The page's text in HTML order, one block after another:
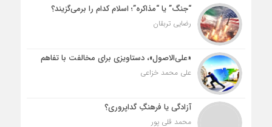
“جنگ” یا “مذاکره”؛ اسلام کدام را برمی‌گزیند؟
رضایی تربقان
«علی‌الاصول»، دستاویزی برای مخالفت با تفاهم
علی محمد خزاعی
آزادگی یا فرهنگِ گداپروری؟
محمد قلی پور